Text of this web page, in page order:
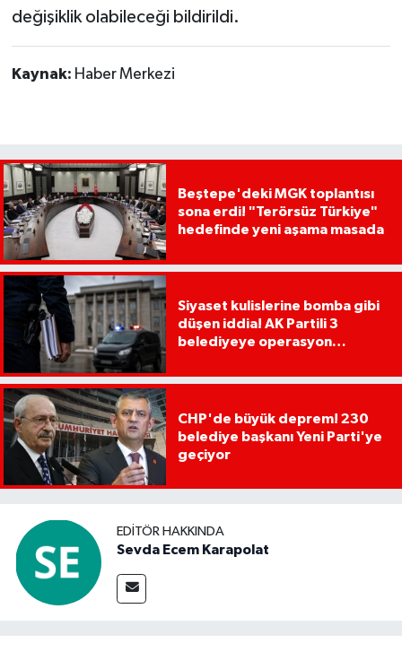
değişiklik olabileceği bildirildi.
Kaynak: Haber Merkezi
Beştepe'deki MGK toplantısı
sona erdi! "Terörsüz Türkiye"
hedefinde yeni aşama masada
Siyaset kulislerine bomba gibi
düşen iddia! AK Partili 3
belediyeye operasyon
CHP'de büyük deprem! 230
belediye başkanı Yeni Parti'ye
geçiyor
EDITÖR HAKKINDA
Sevda Ecem Karapolat